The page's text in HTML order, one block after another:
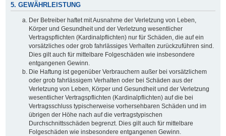
5. GEWÄHRLEISTUNG
Der Betreiber haftet mit Ausnahme der Verletzung von Leben,
Körper und Gesundheit und der Verletzung wesentlicher
Vertragspflichten (Kardinalpflichten) nur für Schäden, die auf ein
vorsätzliches oder grob fahrlässiges Verhalten zurückzuführen sind.
Dies gilt auch für mittelbare Folgeschäden wie insbesondere
entgangenen Gewinn.
Die Haftung ist gegenüber Verbrauchern außer bei vorsätzlichem
oder grob fahrlässigem Verhalten oder bei Schäden aus der
Verletzung von Leben, Körper und Gesundheit und der Verletzung
wesentlicher Vertragspflichten (Kardinalpflichten) auf die bei
Vertragsschluss typischerweise vorhersehbaren Schäden und im
übrigen der Höhe nach auf die vertragstypischen
Durchschnittsschäden begrenzt. Dies gilt auch für mittelbare
Folgeschäden wie insbesondere entgangenen Gewinn.